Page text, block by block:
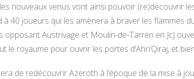
nouveaux venus vont ainsi pouvoir (re)découvrir
à 40 joueurs qui les amènera à braver les flammes
opposant Austrivage et Moulin-de-Tarren en JcJ
le royaume pour ouvrir les portes d’Ahn’Qiraj, et
de redécouvrir Azeroth à l’époque de la mise à